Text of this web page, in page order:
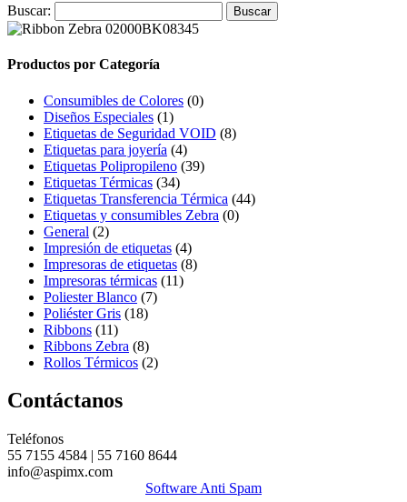
Buscar:
Productos por Categoría
Consumibles de Colores (0)
Diseños Especiales (1)
Etiquetas de Seguridad VOID (8)
Etiquetas para joyería (4)
Etiquetas Polipropileno (39)
Etiquetas Térmicas (34)
Etiquetas Transferencia Térmica (44)
Etiquetas y consumibles Zebra (0)
General (2)
Impresión de etiquetas (4)
Impresoras de etiquetas (8)
Impresoras térmicas (11)
Poliester Blanco (7)
Poliéster Gris (18)
Ribbons (11)
Ribbons Zebra (8)
Rollos Térmicos (2)
Contáctanos
Teléfonos
55 7155 4584 | 55 7160 8644
info@aspimx.com
Software Anti Spam